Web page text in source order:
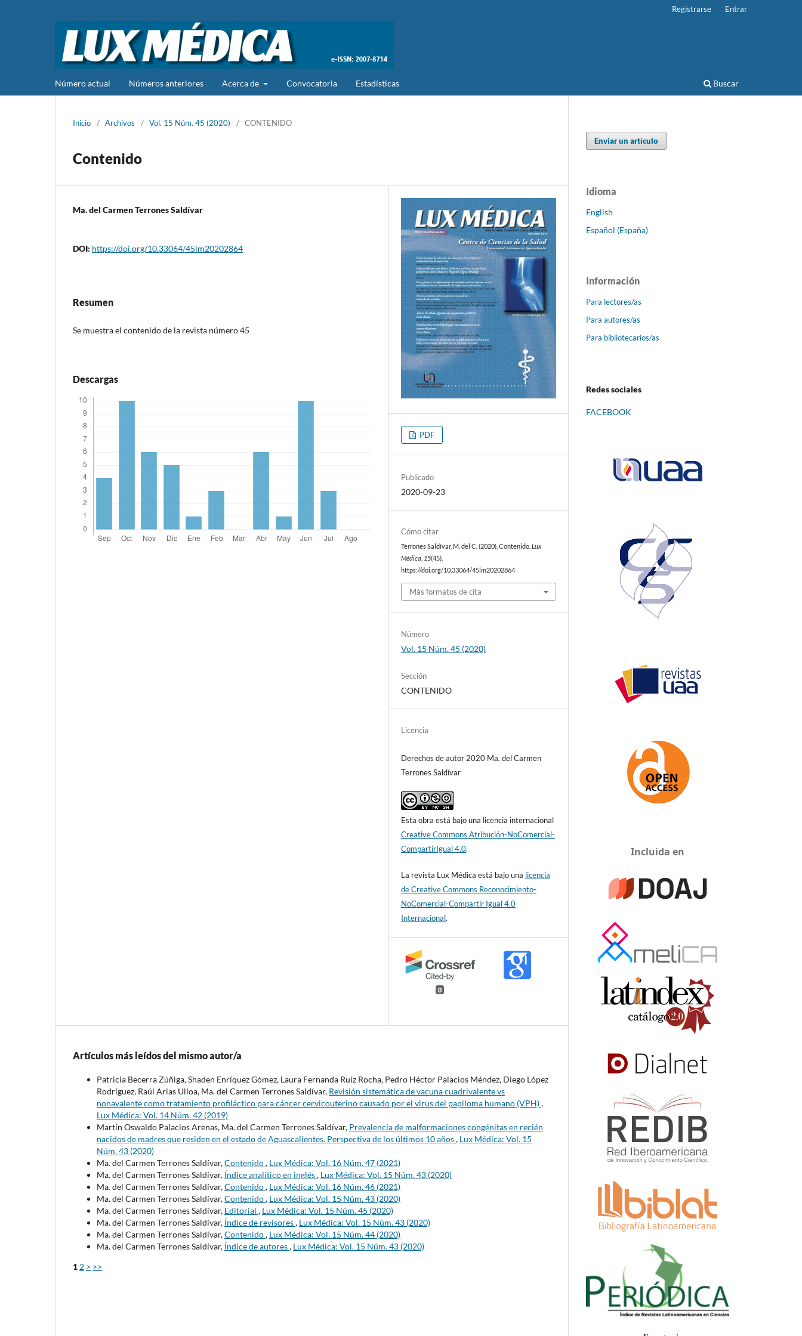
Número actual Números anteriores Acerca de Convocatoria Estadísticas Buscar
Registrarse Entrar
Inicio / Archivos / Vol. 15 Núm. 45 (2020) / CONTENIDO
Contenido
Ma. del Carmen Terrones Saldívar
DOI: https://doi.org/10.33064/45lm20202864
Resumen
Se muestra el contenido de la revista número 45
Descargas
PDF
Publicado
2020-09-23
Cómo citar
Terrones Saldívar, M. del C. (2020). Contenido.Lux
Médica, 15(45).
https://doi.org/10.33064/45lm20202864
Más formatos de cita
Número
Vol. 15 Núm. 45 (2020)
Sección
CONTENIDO
Licencia
Derechos de autor 2020 Ma. del Carmen
Terrones Saldívar
Esta obra está bajo una licencia internacional
Creative Commons Atribución-NoComercial-
CompartirIgual 4.0.
La revista Lux Médica está bajo una licencia
de Creative Commons Reconocimiento-
NoComercial-Compartir Igual 4.0
Internacional.
0
Artículos más leídos del mismo autor/a
Patricia Becerra Zúñiga, Shaden Enríquez Gómez, Laura Fernanda Ruiz Rocha, Pedro Héctor Palacios Méndez, Diego López
Rodríguez, Raúl Arias Ulloa, Ma. del Carmen Terrones Saldívar, Revisión sistemática de vacuna cuadrivalente vs
nonavalente como tratamiento profiláctico para cáncer cervicouterino causado por el virus del papiloma humano (VPH),
Lux Médica: Vol. 14 Núm. 42 (2019)
Martín Oswaldo Palacios Arenas, Ma. del Carmen Terrones Saldívar, Prevalencia de malformaciones congénitas en recién
nacidos de madres que residen en el estado de Aguascalientes. Perspectiva de los últimos 10 años, Lux Médica: Vol. 15
Núm. 43 (2020)
Ma. del Carmen Terrones Saldívar,Contenido, Lux Médica: Vol. 16 Núm. 47 (2021)
Ma. del Carmen Terrones Saldívar, Índice analítico en inglés, Lux Médica: Vol. 15 Núm. 43 (2020)
Ma. del Carmen Terrones Saldívar,Contenido, Lux Médica: Vol. 16 Núm. 46 (2021)
Ma. del Carmen Terrones Saldívar,Contenido, Lux Médica: Vol. 15 Núm. 43 (2020)
Ma. del Carmen Terrones Saldívar, Editorial , Lux Médica: Vol. 15 Núm. 45 (2020)
Ma. del Carmen Terrones Saldívar, Índice de revisores, Lux Médica: Vol. 15 Núm. 43 (2020)
Ma. del Carmen Terrones Saldívar,Contenido, Lux Médica: Vol. 15 Núm. 44 (2020)
Ma. del Carmen Terrones Saldívar, Índice de autores, Lux Médica: Vol. 15 Núm. 43 (2020)
1 2 > >>
Enviar un artículo
Idioma
English
Español (España)
Información
Para lectores/as
Para autores/as
Para bibliotecarios/as
Redes sociales
FACEBOOK
Incluida en